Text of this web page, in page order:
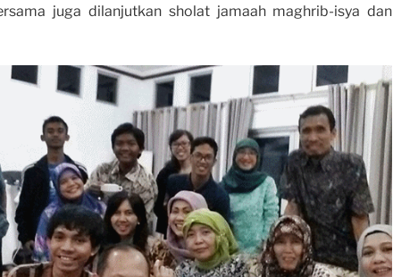
juga dilanjutkan sholat jamaah maghrib-isya dan